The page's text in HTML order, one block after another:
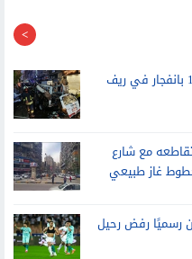
الصحة السورية: مقتل شخصين وإصابة 13 بانفجار في ريف
مع شارع
رسميًا رفض رحيل